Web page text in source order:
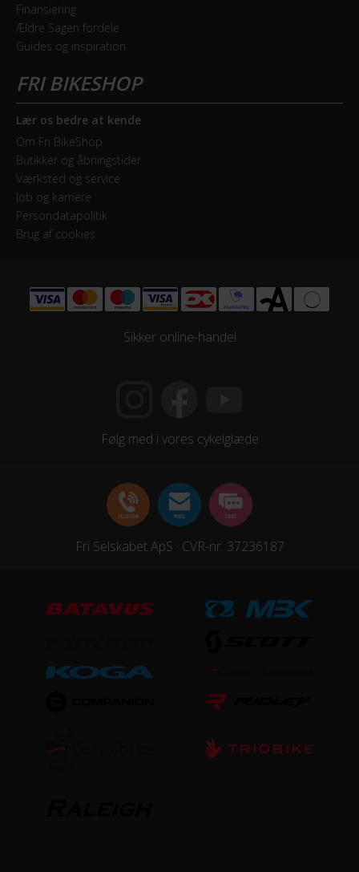
Finansiering
Ældre Sagen fordele
Guides og inspiration
Lær os bedre at kende
Om Fri BikeShop
Butikker og åbningstider
Værksted og service
Job og karriere
Persondatapolitik
Brug af cookies
Sikker online-handel
Følg med i vores cykelglæde
Fri Selskabet ApS · CVR-nr. 37236187